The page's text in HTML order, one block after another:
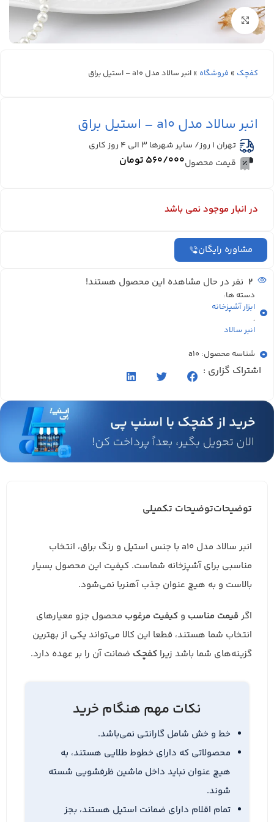
بزرگنمایی تصویر
کفچک » فروشگاه » انبر سالاد مدل a10 – استیل براق
انبر سالاد مدل a10 – استیل براق
تهران 1 روز/ سایر شهرها ۳ الی ۴ روز کاری
قیمت محصول۵۶۰/۰۰۰ تومان
در انبار موجود نمی باشد
مشاوره رایگان
2 نفر در حال مشاهده این محصول هستند!
دسته ها:
ابزار آشپزخانه
,
انبر سالاد
شناسه محصول: a10
اشتراک گزاری :
توضیحاتتوضیحات تکمیلی
انبر سالاد مدل a10 با جنس استیل و رنگ براق، انتخاب
مناسبی برای آشپزخانه شماست. کیفیت این محصول بسیار
بالاست و به هیچ عنوان جذب آهنربا نمی‌شود.
اگر قیمت مناسب و کیفیت مرغوب محصول جزو معیارهای
انتخاب شما هستند، قطعا این کالا می‌تواند یکی از بهترین
گزینه‌های شما باشد زیرا کفچک ضمانت آن را بر عهده دارد.
نکات مهم هنگام خرید
خط و خش شامل گارانتی نمی‌باشد.
محصولاتی که دارای خطوط طلایی هستند، به
هیچ عنوان نباید داخل ماشین ظرفشویی شسته
شوند.
تمام اقلام دارای ضمانت استیل هستند، بجز